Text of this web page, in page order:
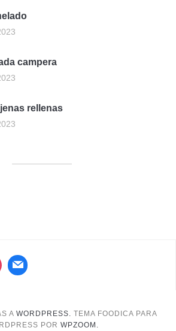
campera
rellenas
A WORDPRESS.
TEMA FOODICA PARA
POR WPZOOM.